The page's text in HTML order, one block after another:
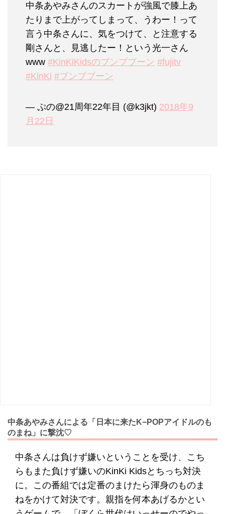
中条あやみさんのスカートが強風で膝上あ
たりまで上がってしまって、うわー！って
言う中条さんに、気をつけて、と注意する
剛さんと、見逃したー！という光一さん
www #KinKiKidsのブンブブーン #fujitv
#KinKi #ブンブブーン
— ぷの@21周年22年目 (@k3jkt) 2018年9
月22日
中条あやみさんによる「日本に来たK−POPアイドルのも
のまね」に撃沈♡
中条さんは負けず嫌いということを受け、こち
らもまた負けず嫌いのKinKi Kidsとちっち対決
に。この番組では定番のまけたら渾身のものま
ねをかけて対決です。親指を何本あげるかとい